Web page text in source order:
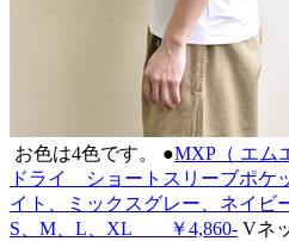
お色は4色です。 ●MXP（ エム
ドライ ショートスリーブポ
イト、ミックスグレー、ネイ
S、M、L、XL ￥4,860- Vネ